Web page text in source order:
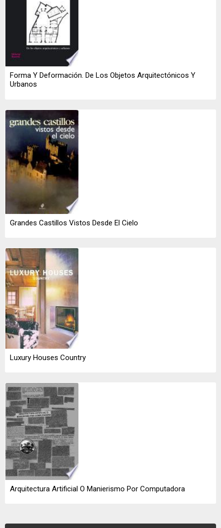
Forma Y Deformación. De Los Objetos Arquitectónicos Y
Urbanos
Grandes Castillos Vistos Desde El Cielo
Luxury Houses Country
Arquitectura Artificial O Manierismo Por Computadora